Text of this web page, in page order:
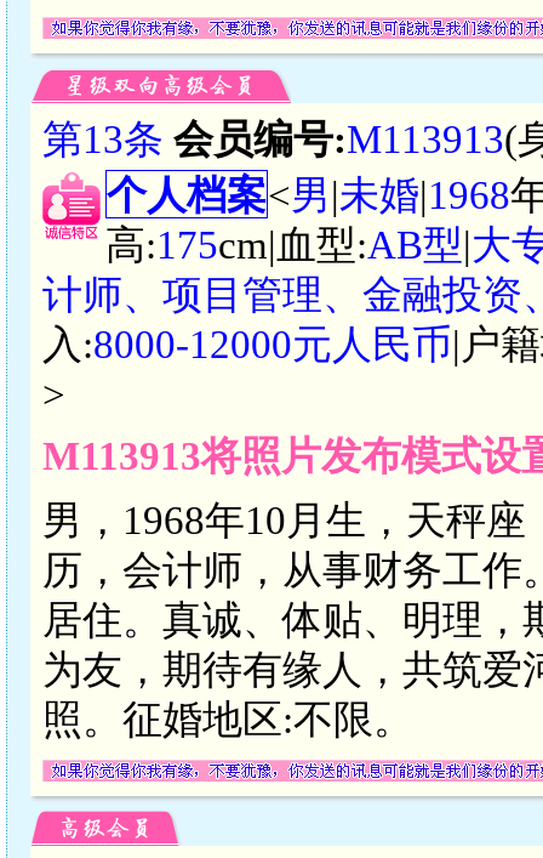
第13条 会员编号:M113913(
个人档案<男|未婚|1968
高:175cm|血型:AB型|大
计师、项目管理、金融投资
入:8000-12000元人民币|户
>
M113913将照片发布模式
男，1968年10月生，天秤
历，会计师，从事财务工
居住。真诚、体贴、明理
为友，期待有缘人，共筑
照。征婚地区:不限。